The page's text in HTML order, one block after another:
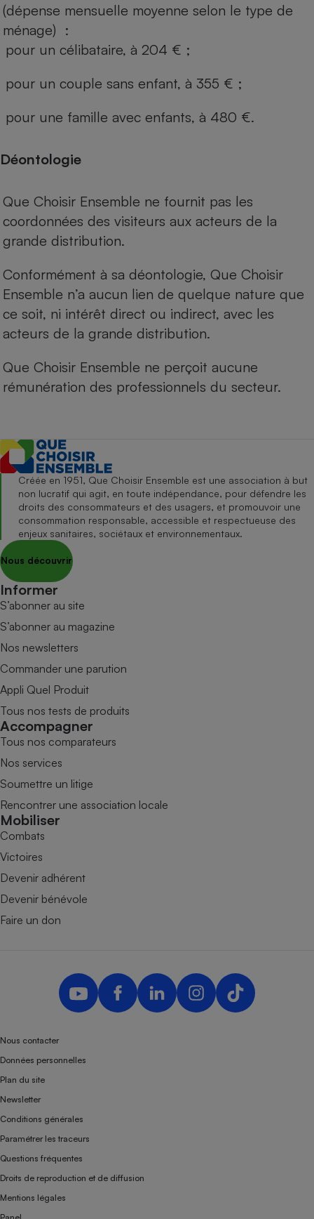
(dépense mensuelle moyenne selon le type de
ménage) :
pour un célibataire, à 204 € ;
pour un couple sans enfant, à 355 € ;
pour une famille avec enfants, à 480 €.
Déontologie
Que Choisir Ensemble ne fournit pas les
coordonnées des visiteurs aux acteurs de la
grande distribution.
Conformément à sa déontologie, Que Choisir
Ensemble n’a aucun lien de quelque nature que
ce soit, ni intérêt direct ou indirect, avec les
acteurs de la grande distribution.
Que Choisir Ensemble ne perçoit aucune
rémunération des professionnels du secteur.
Créée en 1951, Que Choisir Ensemble est une association à but
non lucratif qui agit, en toute indépendance, pour défendre les
droits des consommateurs et des usagers, et promouvoir une
consommation responsable, accessible et respectueuse des
enjeux sanitaires, sociétaux et environnementaux.
Nous découvrir
Informer
S’abonner au site
S’abonner au magazine
Nos newsletters
Commander une parution
Appli Quel Produit
Tous nos tests de produits
Accompagner
Tous nos comparateurs
Nos services
Soumettre un litige
Rencontrer une association locale
Mobiliser
Combats
Victoires
Devenir adhérent
Devenir bénévole
Faire un don
Nous contacter
Données personnelles
Plan du site
Newsletter
Conditions générales
Paramétrer les traceurs
Questions fréquentes
Droits de reproduction et de diffusion
Mentions légales